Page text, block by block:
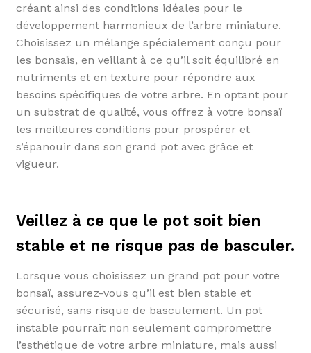
créant ainsi des conditions idéales pour le
développement harmonieux de l’arbre miniature.
Choisissez un mélange spécialement conçu pour
les bonsaïs, en veillant à ce qu’il soit équilibré en
nutriments et en texture pour répondre aux
besoins spécifiques de votre arbre. En optant pour
un substrat de qualité, vous offrez à votre bonsaï
les meilleures conditions pour prospérer et
s’épanouir dans son grand pot avec grâce et
vigueur.
Veillez à ce que le pot soit bien
stable et ne risque pas de basculer.
Lorsque vous choisissez un grand pot pour votre
bonsaï, assurez-vous qu’il est bien stable et
sécurisé, sans risque de basculement. Un pot
instable pourrait non seulement compromettre
l’esthétique de votre arbre miniature, mais aussi